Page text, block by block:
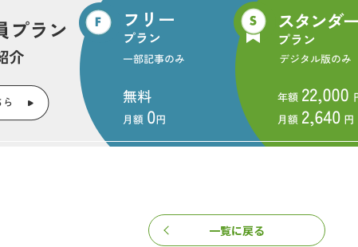
森林のわくわく学習館滋賀県県産材の利用の促進に関する条例野洲市
『林政ニュース』編集部
おかげさまで、1994年の創刊から32年目に入りました！ これか
耳寄り情報をお届けしてまいります。
この記事をシェアする
一覧に戻る